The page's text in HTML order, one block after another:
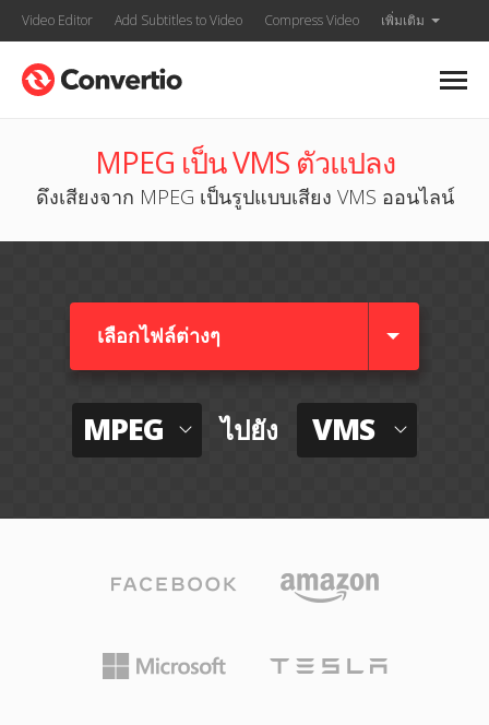
Video Editor Add Subtitles to Video Compress Video เพิ่มเติม
MPEG เป็น VMS ตัวแปลง
ดึงเสียงจาก MPEG เป็นรูปแบบเสียง VMS ออนไลน์
เลือกไฟล์ต่างๆ​
MPEG ไปยัง VMS